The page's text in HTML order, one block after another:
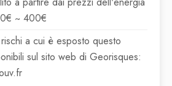
~ 400€
a cui è esposto questo
sul sito web di Georisques: